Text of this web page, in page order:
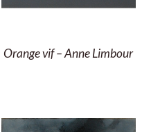
Orange vif – Anne Limbour